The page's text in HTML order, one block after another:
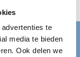
te
media te bieden
Ook delen we